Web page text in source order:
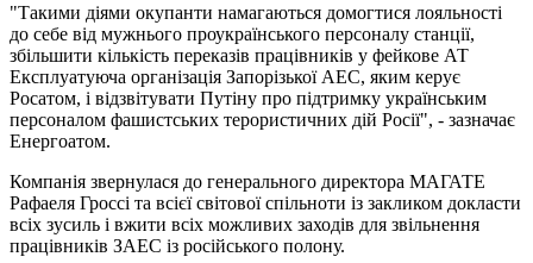
"Такими діями окупанти намагаються домогтися лояльності
до себе від мужнього проукраїнського персоналу станції,
збільшити кількість переказів працівників у фейкове АТ
Експлуатуюча організація Запорізької АЕС, яким керує
Росатом, і відзвітувати Путіну про підтримку українським
персоналом фашистських терористичних дій Росії", - зазначає
Енергоатом.
Компанія звернулася до генерального директора МАГАТЕ
Рафаеля Гроссі та всієї світової спільноти із закликом докласти
всіх зусиль і вжити всіх можливих заходів для звільнення
працівників ЗАЕС із російського полону.